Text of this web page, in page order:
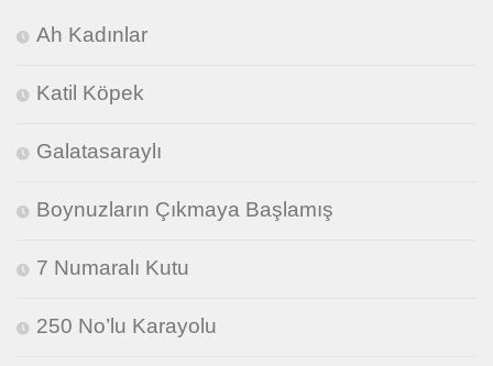
Ah Kadınlar
Katil Köpek
Galatasaraylı
Boynuzların Çıkmaya Başlamış
7 Numaralı Kutu
250 No’lu Karayolu